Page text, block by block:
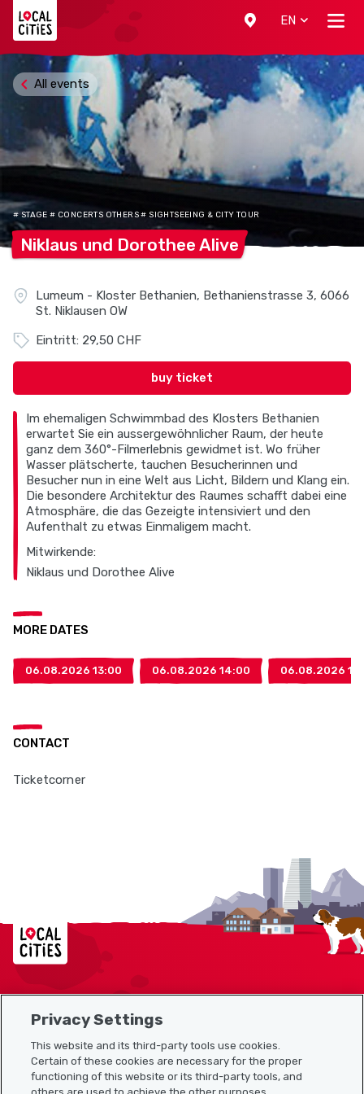
EN
All events
# STAGE # CONCERTS OTHERS # SIGHTSEEING & CITY TOUR
Niklaus und Dorothee Alive
Lumeum - Kloster Bethanien, Bethanienstrasse 3, 6066
St. Niklausen OW
Eintritt: 29,50 CHF
buy ticket
Im ehemaligen Schwimmbad des Klosters Bethanien
erwartet Sie ein aussergewöhnlicher Raum, der heute
ganz dem 360°-Filmerlebnis gewidmet ist. Wo früher
Wasser plätscherte, tauchen Besucherinnen und
Besucher nun in eine Welt aus Licht, Bildern und Klang ein.
Die besondere Architektur des Raumes schafft dabei eine
Atmosphäre, die das Gezeigte intensiviert und den
Aufenthalt zu etwas Einmaligem macht.
Mitwirkende:
Niklaus und Dorothee Alive
MORE DATES
06.08.2026 13:00 06.08.2026 14:00 06.08.2026
CONTACT
Ticketcorner
Localcities
Sitemap
Useful links
Privacy Settings
This website and its third-party tools use cookies.
Certain of these cookies are necessary for the proper
functioning of this website or its third-party tools, and